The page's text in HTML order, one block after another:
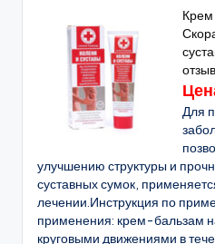
Для
улучшению структуры и
суставных сумок,
лечении.Инструкция по
применения: крем-бальзам
круговыми движениями в